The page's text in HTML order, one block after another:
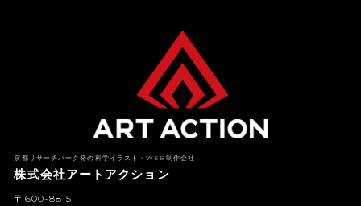
京都リサーチパーク発の科学イラスト・WEB制作会社
株式会社アートアクション
〒600-8815